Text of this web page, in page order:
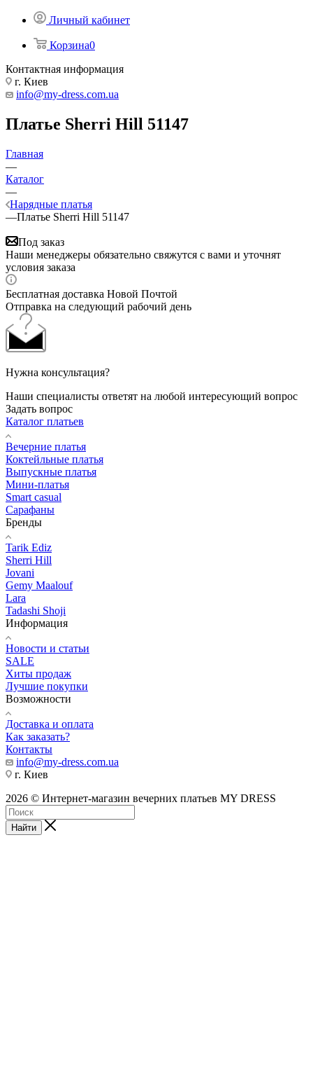
Личный кабинет
Корзина0
Контактная информация
г. Киев
info@my-dress.com.ua
Платье Sherri Hill 51147
Главная
—
Каталог
—
Нарядные платья
—Платье Sherri Hill 51147
Под заказ
Наши менеджеры обязательно свяжутся с вами и уточнят
условия заказа
Бесплатная доставка Новой Почтой
Отправка на следующий рабочий день
Нужна консультация?
Наши специалисты ответят на любой интересующий вопрос
Задать вопрос
Каталог платьев
Вечерние платья
Коктейльные платья
Выпускные платья
Мини-платья
Smart casual
Сарафаны
Бренды
Tarik Ediz
Sherri Hill
Jovani
Gemy Maalouf
Lara
Tadashi Shoji
Информация
Новости и статьи
SALE
Хиты продаж
Лучшие покупки
Возможности
Доставка и оплата
Как заказать?
Контакты
info@my-dress.com.ua
г. Киев
2026 © Интернет-магазин вечерних платьев MY DRESS
Найти